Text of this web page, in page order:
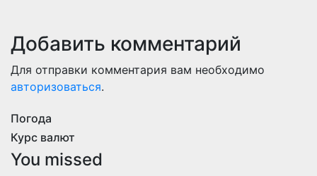
Добавить комментарий
Для отправки комментария вам необходимо
авторизоваться.
Погода
Курс валют
You missed